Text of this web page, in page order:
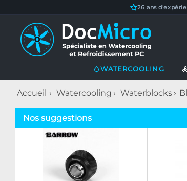
26 ans
WATERCOOLING
Accueil Watercooling Waterblocks
Nos suggestions